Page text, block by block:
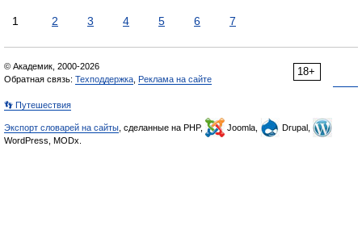
1 2 3 4 5 6 7
18+
© Академик, 2000-2026
Обратная связь: Техподдержка Реклама на сайте
👣 Путешествия
Экспорт словарей на сайты , сделанные на PHP, Joomla,
Drupal,
WordPress, MODx.